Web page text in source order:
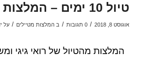
טיול 10 ימים – המלצות מרואי גיגי
אוגוסט 8, 2018 / 0 תגובות / ב המלצות מטיילים / על
המלצות מהטיול של רואי גיגי